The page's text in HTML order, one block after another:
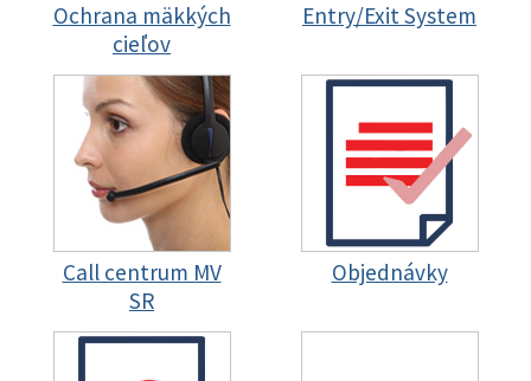
Ochrana mäkkých
cieľov
Entry/Exit System
Call centrum MV
SR
Objednávky